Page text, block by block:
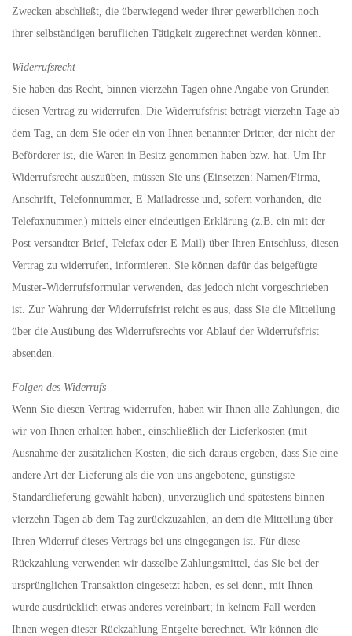
Zwecken abschließt, die überwiegend weder ihrer gewerblichen noch
ihrer selbständigen beruflichen Tätigkeit zugerechnet werden können.
Widerrufsrecht
Sie haben das Recht, binnen vierzehn Tagen ohne Angabe von Gründen
diesen Vertrag zu widerrufen. Die Widerrufsfrist beträgt vierzehn Tage ab
dem Tag, an dem Sie oder ein von Ihnen benannter Dritter, der nicht der
Beförderer ist, die Waren in Besitz genommen haben bzw. hat. Um Ihr
Widerrufsrecht auszuüben, müssen Sie uns (Einsetzen: Namen/Firma,
Anschrift, Telefonnummer, E-Mailadresse und, sofern vorhanden, die
Telefaxnummer.) mittels einer eindeutigen Erklärung (z.B. ein mit der
Post versandter Brief, Telefax oder E-Mail) über Ihren Entschluss, diesen
Vertrag zu widerrufen, informieren. Sie können dafür das beigefügte
Muster-Widerrufsformular verwenden, das jedoch nicht vorgeschrieben
ist. Zur Wahrung der Widerrufsfrist reicht es aus, dass Sie die Mitteilung
über die Ausübung des Widerrufsrechts vor Ablauf der Widerrufsfrist
absenden.
Folgen des Widerrufs
Wenn Sie diesen Vertrag widerrufen, haben wir Ihnen alle Zahlungen, die
wir von Ihnen erhalten haben, einschließlich der Lieferkosten (mit
Ausnahme der zusätzlichen Kosten, die sich daraus ergeben, dass Sie eine
andere Art der Lieferung als die von uns angebotene, günstigste
Standardlieferung gewählt haben), unverzüglich und spätestens binnen
vierzehn Tagen ab dem Tag zurückzuzahlen, an dem die Mitteilung über
Ihren Widerruf dieses Vertrags bei uns eingegangen ist. Für diese
Rückzahlung verwenden wir dasselbe Zahlungsmittel, das Sie bei der
ursprünglichen Transaktion eingesetzt haben, es sei denn, mit Ihnen
wurde ausdrücklich etwas anderes vereinbart; in keinem Fall werden
Ihnen wegen dieser Rückzahlung Entgelte berechnet. Wir können die